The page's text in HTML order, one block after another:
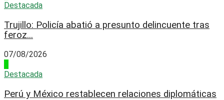
Destacada
Trujillo: Policía abatió a presunto delincuente tras
feroz...
07/08/2026
Destacada
Perú y México restablecen relaciones diplomáticas